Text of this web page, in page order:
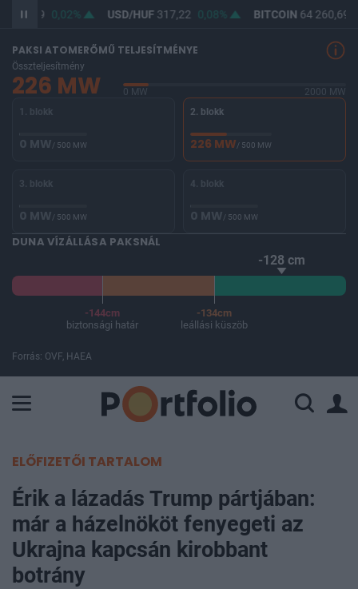
365,49 0,02% USD/HUF317,22 0,08% BITCOIN64 260,69
PAKSI ATOMERŐMŰ TELJESÍTMÉNYE
Összteljesítmény
226 MW 0 MW
2000 MW
1. blokk
0 MW/ 500 MW
2. blokk
226 MW/ 500 MW
3. blokk
0 MW/ 500 MW
4. blokk
0 MW/ 500 MW
DUNA VÍZÁLLÁSA PAKSNÁL
-128 cm
-144cm
biztonsági határ
-134cm
leállási küszöb
Forrás: OVF, HAEA
ELŐFIZETŐI TARTALOM
Érik a lázadás Trump pártjában:
már a házelnököt fenyegeti az
Ukrajna kapcsán kirobbant
botrány